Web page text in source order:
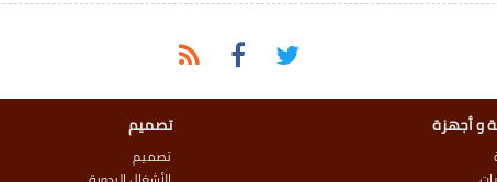
و أجهزة تصميم
تصميم